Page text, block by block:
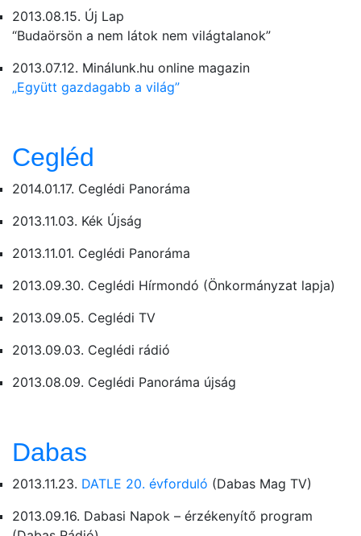
2013.08.15. Új Lap
“Budaörsön a nem látok nem világtalanok”
2013.07.12. Minálunk.hu online magazin
„Együtt gazdagabb a világ”
Cegléd
2014.01.17. Ceglédi Panoráma
2013.11.03. Kék Újság
2013.11.01. Ceglédi Panoráma
2013.09.30. Ceglédi Hírmondó (Önkormányzat lapja)
2013.09.05. Ceglédi TV
2013.09.03. Ceglédi rádió
2013.08.09. Ceglédi Panoráma újság
Dabas
2013.11.23. DATLE 20. évforduló (Dabas Mag TV)
2013.09.16. Dabasi Napok – érzékenyítő program